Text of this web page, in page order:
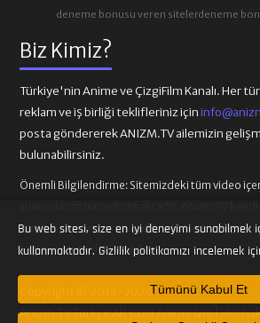
Biz Kimiz?
Türkiye'nin Anime ve ÇizgiFilm Kanalı. Her
reklam ve iş birliği teklifleriniz için
posta göndererek ANIZM.TV ailemizin
bulunabilirsiniz.
Önemli Bilgilendirme: Sitemizdeki tüm video
içeriği barındırmamaktadır. Telif hakkı talepleri
sağlayıcılarına iletilmelidir.
Copyright © 2013-2026
Anizm.TV Türkçe Altyazılı Anime İzle | Her
deneme bonusu veren sitelerdeneme
Bu web sitesi, size en iyi deneyimi sunabilmek
kullanmaktadır. Gizlilik politikamızı incelemek
Tümünü Kabul Et